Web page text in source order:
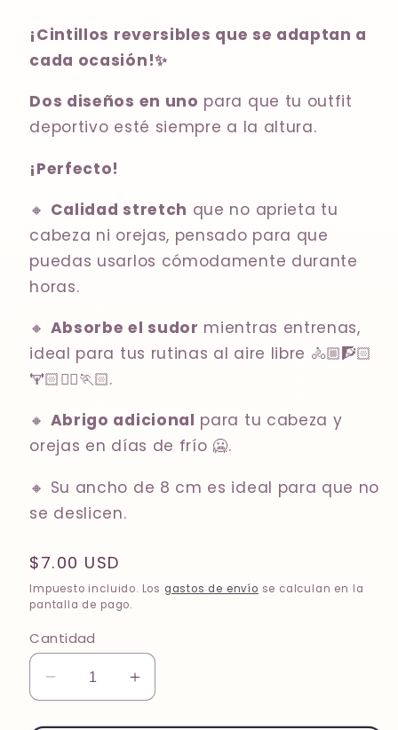
¡Cintillos reversibles que se adaptan a
cada ocasión!✨
Dos diseños en uno para que tu outfit
deportivo esté siempre a la altura.
¡Perfecto!
🔸 Calidad stretch que no aprieta tu
cabeza ni orejas, pensado para que
puedas usarlos cómodamente durante
horas.
🔸 Absorbe el sudor mientras entrenas,
ideal para tus rutinas al aire libre 🚴🏼🧗🏻
🏋🏻⛹🏻🏃🏻.
🔸 Abrigo adicional para tu cabeza y
orejas en días de frío 🥶.
🔸 Su ancho de 8 cm es ideal para que no
se deslicen.
Precio
habitual
$7.00 USD
Impuesto incluido. Los gastos de envío se calculan en la
pantalla de pago.
Cantidad
Reducir
cantidad
Aumentar
cantidad